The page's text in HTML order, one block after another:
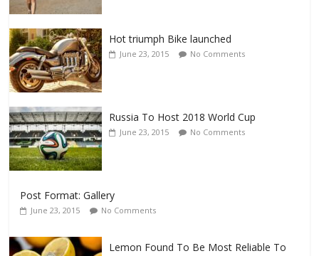
Hot triumph Bike launched
June 23, 2015 No Comments
Russia To Host 2018 World Cup
June 23, 2015 No Comments
Post Format: Gallery
June 23, 2015 No Comments
Lemon Found To Be Most Reliable To